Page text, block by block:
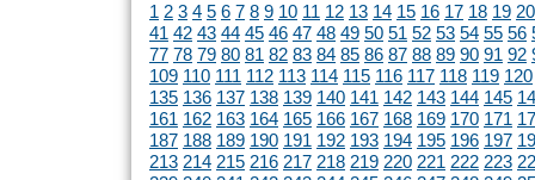
1 2 3 4 5 6 7 8 9 10 11 12 13 14 15 16 17 18 19 20
41 42 43 44 45 46 47 48 49 50 51 52 53 54 55 56
77 78 79 80 81 82 83 84 85 86 87 88 89 90 91 92
109 110 111 112 113 114 115 116 117 118 119 120
135 136 137 138 139 140 141 142 143 144 145
161 162 163 164 165 166 167 168 169 170 171
187 188 189 190 191 192 193 194 195 196 197
213 214 215 216 217 218 219 220 221 222 223